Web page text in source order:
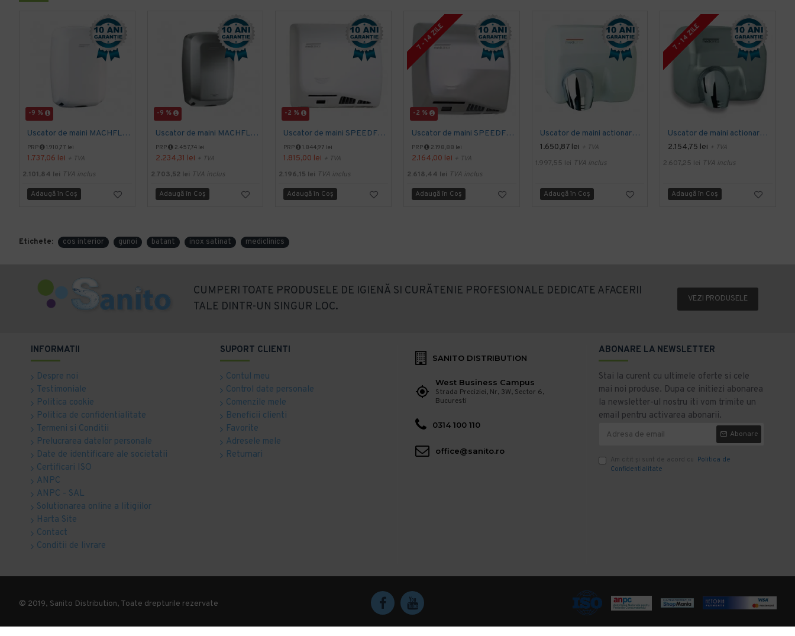
-9 %
Uscator de maini MACHFLOW, gama Eco, actionare cu senzor, Mediclinics
PRP 1.910,77 lei
1.737,06 lei + TVA
2.101,84 lei TVA inclus
Adaugă în Coş
-9 %
Uscator de maini MACHFLOW, actionare cu senzor, gama ECO, Mediclinics
PRP 2.457,74 lei
2.234,31 lei + TVA
2.703,52 lei TVA inclus
Adaugă în Coş
-2 %
Uscator de maini SPEEDFLOW, gama ECO, actionare cu senzor, Mediclinics
PRP 1.844,97 lei
1.815,00 lei + TVA
2.196,15 lei TVA inclus
Adaugă în Coş
-2 %
7 - 14 ZILE
Uscator de maini SPEEDFLOW, actionare cu senzor, Mediclinics
PRP 2.198,88 lei
2.164,00 lei + TVA
2.618,44 lei TVA inclus
Adaugă în Coş
Uscator de maini actionare cu senzor, SANIFLOW Mediclinics, alb
1.650,87 lei + TVA
1.997,55 lei TVA inclus
Adaugă în Coş
7 - 14 ZILE
Uscator de maini actionare cu senzor, SANIFLOW Mediclinics, din inox satinat
2.154,75 lei + TVA
2.607,25 lei TVA inclus
Adaugă în Coş
Etichete: cos interior gunoi batant inox satinat mediclinics
CUMPERI TOATE PRODUSELE DE IGIENĂ SI CURĂTENIE PROFESIONALE DEDICATE AFACERII
TALE DINTR-UN SINGUR LOC.
VEZI PRODUSELE
INFORMATII
Despre noi
Testimoniale
Politica cookie
Politica de confidentialitate
Termeni si Conditii
Prelucrarea datelor personale
Date de identificare ale societatii
Certificari ISO
ANPC
ANPC - SAL
Solutionarea online a litigiilor
Harta Site
Contact
Conditii de livrare
SUPORT CLIENTI
Contul meu
Control date personale
Comenzile mele
Beneficii clienti
Favorite
Adresele mele
Returnari
SANITO DISTRIBUTION
West Business Campus
Strada Preciziei, Nr, 3W, Sector 6,
Bucuresti
0314 100 110
office@sanito.ro
ABONARE LA NEWSLETTER
Stai la curent cu ultimele oferte si cele
mai noi produse. Dupa ce initiezi abonarea
la newsletter-ul nostru iti vom trimite un
email pentru activarea abonarii.
Abonare
Am citit şi sunt de acord cu Politica de
Confidentialitate
© 2019, Sanito Distribution, Toate drepturile rezervate